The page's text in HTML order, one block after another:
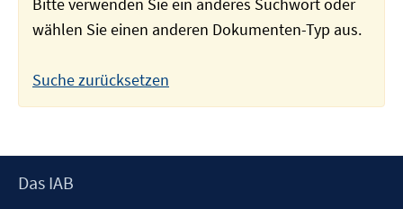
wählen Sie einen anderen Dokumenten-Typ aus.
Suche zurücksetzen
Footer
Das IAB